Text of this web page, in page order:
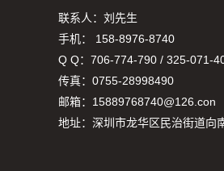
联系人：刘先生
手机： 158-8976-8740
Q Q：706-774-790 / 325-071-
传真：0755-28998490
邮箱：15889768740@126.con
地址：深圳市龙华区民治街道向